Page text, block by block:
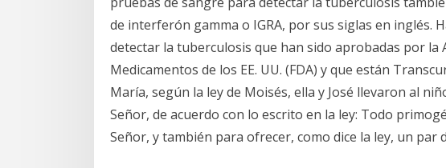
de interferón gamma o IGRA, por sus siglas en inglés.
detectar la tuberculosis que han sido aprobadas por la
Medicamentos de los EE. UU. (FDA) y que están
María, según la ley de Moisés, ella y José llevaron al
Señor, de acuerdo con lo escrito en la ley: Todo
Señor, y también para ofrecer, como dice la ley, un par